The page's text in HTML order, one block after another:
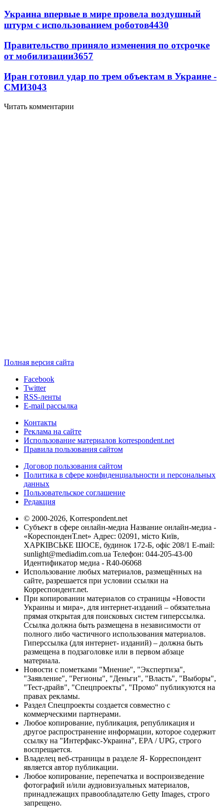
Украина впервые в мире провела воздушный
штурм с использованием роботов4430
Правительство приняло изменения по отсрочке
от мобилизации3657
Иран готовил удар по трем объектам в Украине -
СМИ3043
Читать комментарии
Полная версия сайта
Facebook
Twitter
RSS-ленты
E-mail рассылка
Контакты
Реклама на сайте
Использование материалов korrespondent.net
Правила пользования сайтом
Договор пользования сайтом
Политика в сфере конфиденциальности и персональных
данных
Пользовательское соглашение
Редакция
© 2000-2026, Korrespondent.net
Субъект в сфере онлайн-медиа Название онлайн-медиа -
«КореспонденТ.net» Адрес: 02091, місто Київ,
ХАРКІВСЬКЕ ШОСЕ, будинок 172-Б, офіс 208/1 E-mail:
sunlight@mediadim.com.ua Телефон: 044-205-43-00
Идентификатор медиа - R40-06068
Использование любых материалов, размещённых на
сайте, разрешается при условии ссылки на
Корреспондент.net.
При копировании материалов со страницы «Новости
Украины и мира», для интернет-изданий – обязательна
прямая открытая для поисковых систем гиперссылка.
Ссылка должна быть размещена в независимости от
полного либо частичного использования материалов.
Гиперссылка (для интернет- изданий) – должна быть
размещена в подзаголовке или в первом абзаце
материала.
Новости с пометками "Мнение", "Экспертиза",
"Заявление", "Регионы", "Деньги", "Власть", "Выборы",
"Тест-драйв", "Спецпроекты", "Промо" публикуются на
правах рекламы.
Раздел Спецпроекты создается совместно с
коммерческими партнерами.
Любое копирование, публикация, републикация и
другое распространение информации, которое содержит
ссылку на "Интерфакс-Украина", EPA / UPG, строго
воспрещается.
Владелец веб-страницы в разделе Я- Корреспондент
является автор публикации.
Любое копирование, перепечатка и воспроизведение
фотографий и/или аудиовизуальных материалов,
принадлежащих правообладателю Getty Images, строго
запрещено.